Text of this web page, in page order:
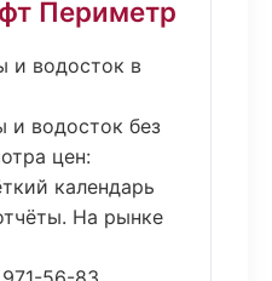
Периметр
и водосток в
и водосток без
цен:
календарь
На рынке